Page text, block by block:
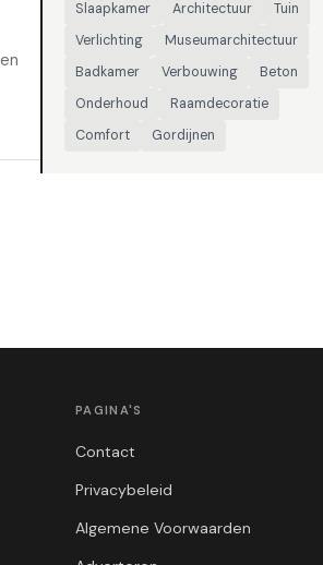
Slaapkamer
Architectuur
Tuin
Verlichting
Museumarchitectuur
Badkamer
Verbouwing
Beton
Onderhoud
Raamdecoratie
Comfort
Gordijnen
PAGINA'S
Contact
Privacybeleid
Algemene Voorwaarden